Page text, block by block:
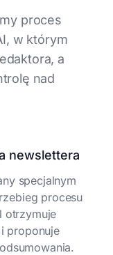
proces
w którym
a
nad
newslettera
specjalnym
procesu
otrzymuje
proponuje